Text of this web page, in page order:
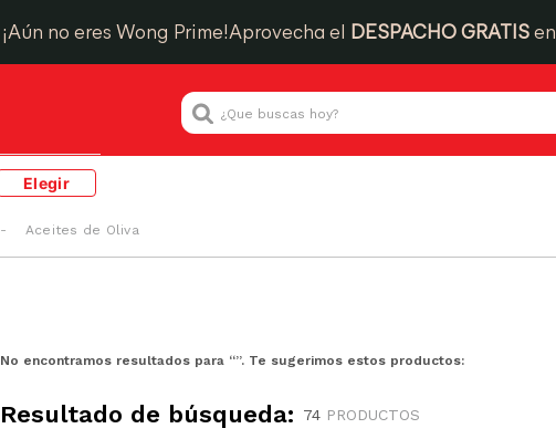
¡Aún no eres Wong Prime!Aprovecha el DESPACHO GRATIS
¿Que buscas hoy?
Elegir
Aceites de Oliva
No encontramos resultados para “”. Te sugerimos estos productos:
Resultado de búsqueda: 74 PRODUCTOS